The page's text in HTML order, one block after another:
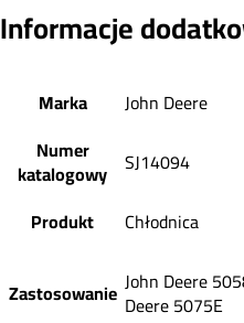
Informacje
Marka
John Deere
Numer
katalogowy SJ14094
Produkt
Chłodnica
Zastosowanie John Deere
Deere 5075E